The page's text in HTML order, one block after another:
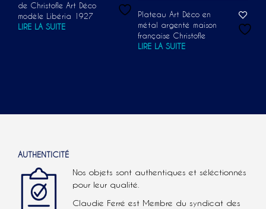
de Christofle Art Déco
modèle Libéria 1927
LIRE LA SUITE
Plateau Art Déco en
métal argenté maison
française Christofle
LIRE LA SUITE
AUTHENTICITÉ
Nos objets sont authentiques et séléctionnés
pour leur qualité.
Claudie Ferré est Membre du syndicat des